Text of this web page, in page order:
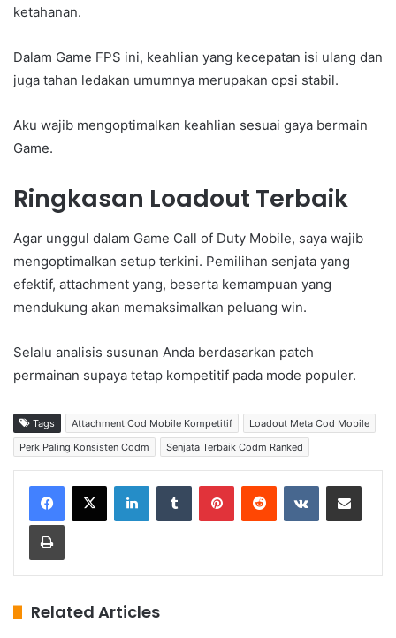
ketahanan.
Dalam Game FPS ini, keahlian yang kecepatan isi ulang dan
juga tahan ledakan umumnya merupakan opsi stabil.
Aku wajib mengoptimalkan keahlian sesuai gaya bermain
Game.
Ringkasan Loadout Terbaik
Agar unggul dalam Game Call of Duty Mobile, saya wajib
mengoptimalkan setup terkini. Pemilihan senjata yang
efektif, attachment yang, beserta kemampuan yang
mendukung akan memaksimalkan peluang win.
Selalu analisis susunan Anda berdasarkan patch
permainan supaya tetap kompetitif pada mode populer.
Tags Attachment Cod Mobile Kompetitif
Loadout Meta Cod Mobile
Perk Paling Konsisten Codm
Senjata Terbaik Codm Ranked
Related Articles